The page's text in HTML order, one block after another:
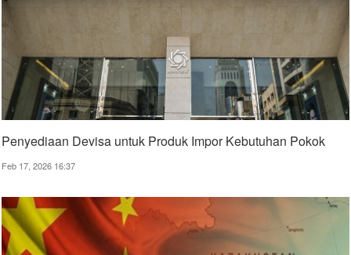
Penyediaan Devisa untuk Produk Impor Kebutuhan Pokok
Feb 17, 2026 16:37